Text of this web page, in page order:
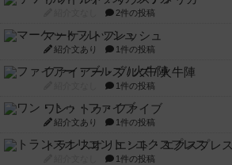
2件の投稿
マーケットフレッシュ
紹介文あり 1件の投稿
ファイアー・ブルズ / 火牛陣
1件の投稿
ワン・トゥ・ファイブ
紹介文あり 1件の投稿
トランスオリエント・エクスプレス
1件の投稿